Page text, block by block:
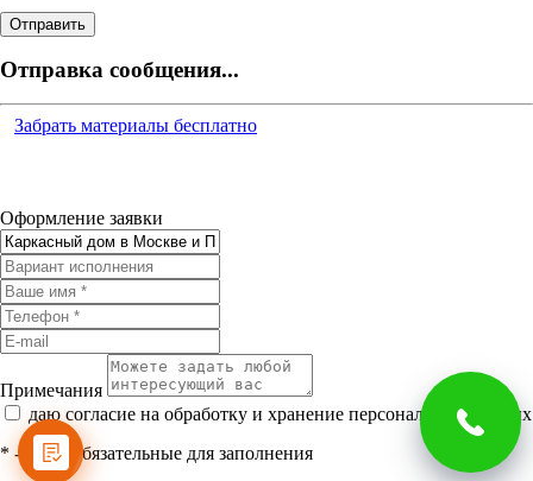
Отправка сообщения...
Забрать материалы бесплатно
Оформление заявки
Примечания
даю согласие на обработку и хранение персональных данных
* - поля, обязательные для заполнения